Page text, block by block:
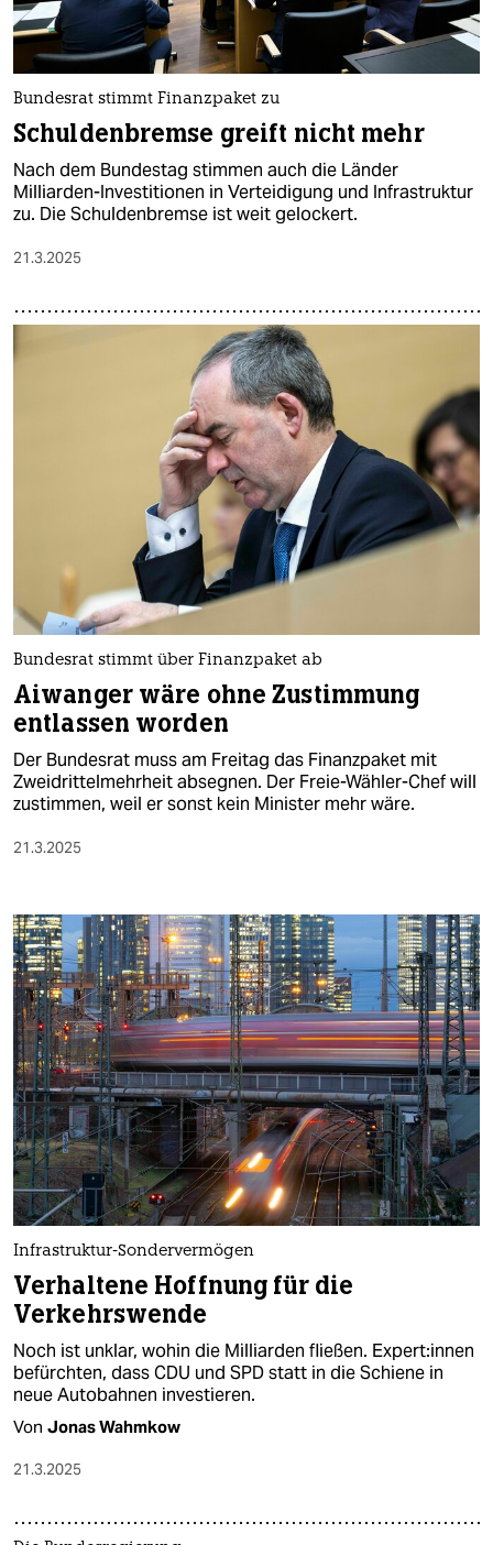
Bundesrat stimmt Finanzpaket zu
Schuldenbremse greift nicht mehr
Nach dem Bundestag stimmen auch die Länder
Milliarden-Investitionen in Verteidigung und Infrastruktur
zu. Die Schuldenbremse ist weit gelockert.
21.3.2025
Bundesrat stimmt über Finanzpaket ab
Aiwanger wäre ohne Zustimmung
entlassen worden
Der Bundesrat muss am Freitag das Finanzpaket mit
Zweidrittelmehrheit absegnen. Der Freie-Wähler-Chef will
zustimmen, weil er sonst kein Minister mehr wäre.
21.3.2025
Infrastruktur-Sondervermögen
Verhaltene Hoffnung für die
Verkehrswende
Noch ist unklar, wohin die Milliarden fließen. Ex­per­t:in­nen
befürchten, dass CDU und SPD statt in die Schiene in
neue Autobahnen investieren.
Von Jonas Wahmkow
21.3.2025